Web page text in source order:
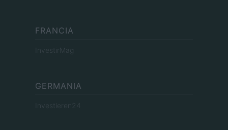
FRANCIA
InvestirMag
GERMANIA
Investieren24